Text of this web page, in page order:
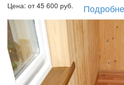
Цена: от45 600 руб.